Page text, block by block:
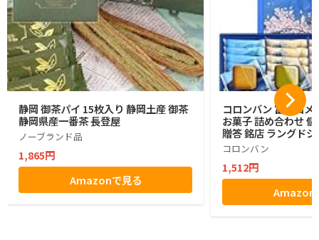
静岡 御茶パイ 15枚入り 静岡土産 御茶
静岡県産一番茶 長登屋
ノーブランド品
1,865円
Amazonで見る
コロンバン 富士山メ
お菓子 詰め合わせ
贈答 銘店 ラングド
コロンバン
1,512円
Amazon